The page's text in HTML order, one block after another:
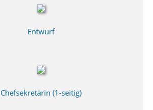
Entwurf
Chefsekretärin (1-seitig)